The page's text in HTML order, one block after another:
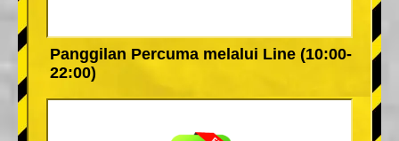
Panggilan Percuma melalui Line (10:00-
22:00)